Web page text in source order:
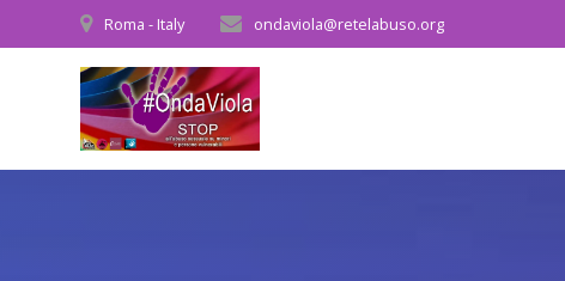
al
contenuto
Roma - Italy ondaviola@retelabuso.org